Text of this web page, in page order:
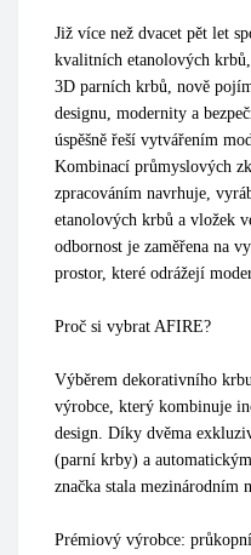
Již více než dvacet pět let
kvalitních etanolových
3D parních krbů, nově
designu, modernity a
úspěšně řeší vytvářením
Kombinací průmyslových
zpracováním navrhuje,
etanolových krbů a vložek
odbornost je zaměřena na
prostor, které odrážejí
Proč si vybrat AFIRE?
Výběrem dekorativního
výrobce, který kombinuje
design. Díky dvěma
(parní krby) a
značka stala mezinárodním
Prémiový výrobce: